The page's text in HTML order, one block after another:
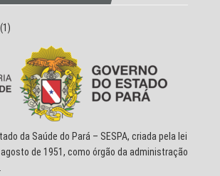
(1)
da Saúde do Pará – SESPA, criada pela lei
agosto de 1951, como órgão da administração